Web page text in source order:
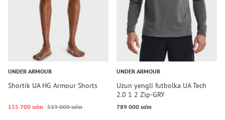
UNDER ARMOUR
Shortik UA HG Armour Shorts
155 700 so‘m 519 000 so‘m
UNDER ARMOUR
Uzun yengli futbolka UA Tech
2.0 1 2 Zip-GRY
789 000 so‘m